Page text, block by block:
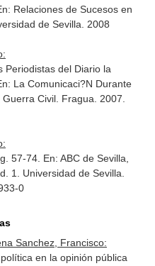
Relaciones de Sucesos en
de Sevilla. 2008
Periodistas del Diario la
La Comunicaci?N Durante
Guerra Civil. Fragua. 2007.
57-74. En: ABC de Sevilla,
1. Universidad de Sevilla.
0
Sanchez, Francisco:
en la opinión pública